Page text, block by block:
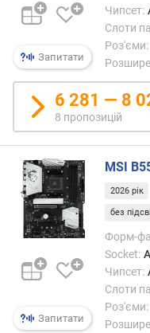
є
м
ш
т
'
є
м
к
о
м
п
л
т
Запитати
Чипсет:
Слоти
Роз'єми:
6 281 — 8
8 пропозицій
Запитати
MSI
2026 рік
без
Форм-
Socket:
Чипсет:
Слоти
Роз'єми: